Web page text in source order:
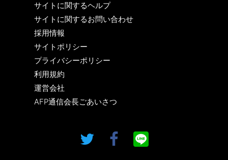
サイトに関するヘルプ
サイトに関するお問い合わせ
採用情報
サイトポリシー
プライバシーポリシー
利用規約
運営会社
AFP通信会長ごあいさつ